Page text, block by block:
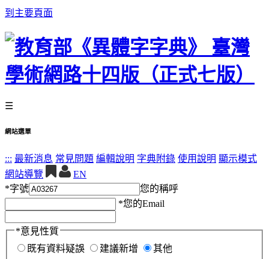
到主要頁面
☰
網站選單
::: 最新消息 常見問題 編輯說明 字典附錄 使用說明 顯示模式
網站導覽
EN
*字號
您的稱呼
*您的Email
*意見性質
既有資料疑誤
建議新增 其他